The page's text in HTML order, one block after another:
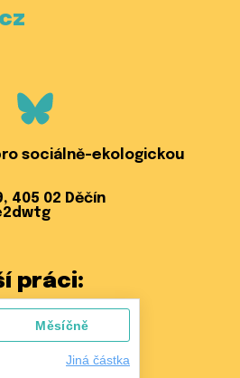
Bluesky
sociálně-ekologickou
405 02 Děčín
práci: